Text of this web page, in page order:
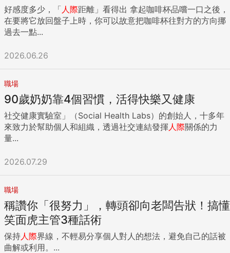
好感度多少，「 人際距離」看得出 拿起咖啡杯品嚐一口之後，
在要將它放回盤子上時，你可以故意把咖啡杯往對方的方向挪
過去一點...
2026.06.26
職場
90歲奶奶靠4個習慣，活得快樂又健康
社交健康實驗室」（Social Health Labs）的創始人，十多年
來致力於幫助個人和組織，透過社交連結發揮 人際關係的力
量...
2026.07.29
職場
稱讚你「很努力」，轉頭卻向老闆告狀！搞懂
笑面虎主管3種話術
保持人際界線，不輕易分享個人對人的想法，避免自己的話被
曲解或利用。...